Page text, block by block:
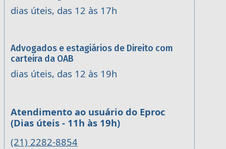
dias úteis, das 12 às 17h
Advogados e estagiários de Direito com
carteira da OAB
dias úteis, das 12 às 19h
Atendimento ao usuário do Eproc
(Dias úteis - 11h às 19h)
(21) 2282-8854